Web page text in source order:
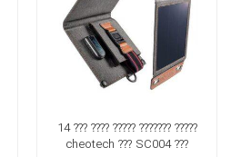
????? ??????? ????? ???? ??? 14
??? cheotech ??? SC004